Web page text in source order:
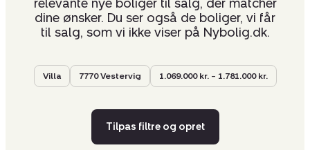
relevante nye boliger til salg, der matcher
dine ønsker. Du ser også de boliger, vi får
til salg, som vi ikke viser på Nybolig.dk.
Villa 7770 Vestervig 1.069.000 kr. – 1.781.000 kr.
Tilpas filtre og opret